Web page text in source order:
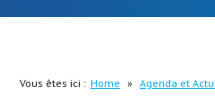
Vous êtes ici : Home » Agenda et